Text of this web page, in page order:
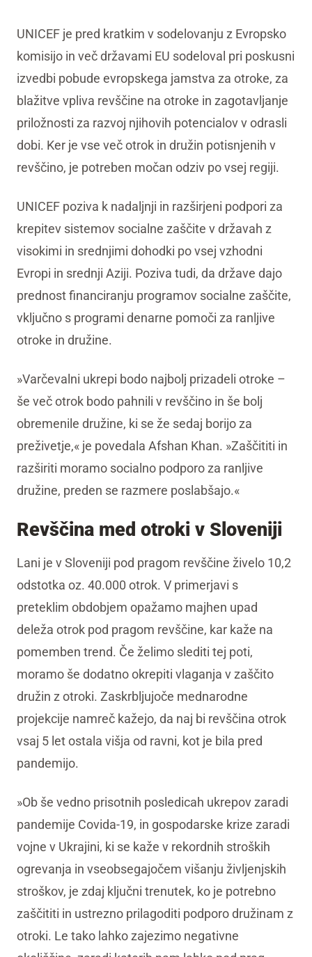
UNICEF je pred kratkim v sodelovanju z Evropsko
komisijo in več državami EU sodeloval pri poskusni
izvedbi pobude evropskega jamstva za otroke, za
blažitve vpliva revščine na otroke in zagotavljanje
priložnosti za razvoj njihovih potencialov v odrasli
dobi. Ker je vse več otrok in družin potisnjenih v
revščino, je potreben močan odziv po vsej regiji.
UNICEF poziva k nadaljnji in razširjeni podpori za
krepitev sistemov socialne zaščite v državah z
visokimi in srednjimi dohodki po vsej vzhodni
Evropi in srednji Aziji. Poziva tudi, da države dajo
prednost financiranju programov socialne zaščite,
vključno s programi denarne pomoči za ranljive
otroke in družine.
»Varčevalni ukrepi bodo najbolj prizadeli otroke –
še več otrok bodo pahnili v revščino in še bolj
obremenile družine, ki se že sedaj borijo za
preživetje,« je povedala Afshan Khan. »Zaščititi in
razširiti moramo socialno podporo za ranljive
družine, preden se razmere poslabšajo.«
Revščina med otroki v Sloveniji
Lani je v Sloveniji pod pragom revščine živelo 10,2
odstotka oz. 40.000 otrok. V primerjavi s
preteklim obdobjem opažamo majhen upad
deleža otrok pod pragom revščine, kar kaže na
pomemben trend. Če želimo slediti tej poti,
moramo še dodatno okrepiti vlaganja v zaščito
družin z otroki. Zaskrbljujoče mednarodne
projekcije namreč kažejo, da naj bi revščina otrok
vsaj 5 let ostala višja od ravni, kot je bila pred
pandemijo.
»Ob še vedno prisotnih posledicah ukrepov zaradi
pandemije Covida-19, in gospodarske krize zaradi
vojne v Ukrajini, ki se kaže v rekordnih stroških
ogrevanja in vseobsegajočem višanju življenjskih
stroškov, je zdaj ključni trenutek, ko je potrebno
zaščititi in ustrezno prilagoditi podporo družinam z
otroki. Le tako lahko zajezimo negativne